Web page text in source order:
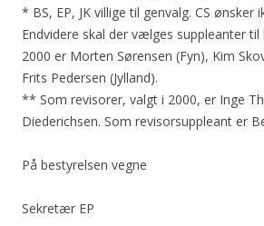
* BS, EP, JK villige til genvalg. CS ønsker
Endvidere skal der vælges suppleanter til
2000 er Morten Sørensen (Fyn), Kim
Frits Pedersen (Jylland).
** Som revisorer, valgt i 2000, er Inge
Diederichsen. Som revisorsuppleant er
På bestyrelsen vegne
Sekretær EP